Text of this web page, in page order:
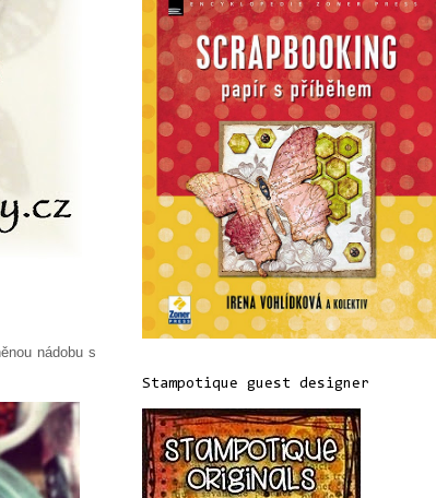
nádobu s
Stampotique guest designer